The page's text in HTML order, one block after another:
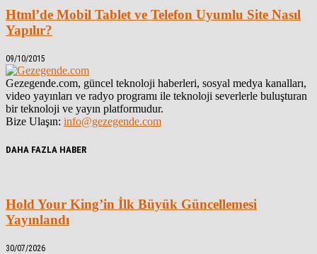
Html’de Mobil Tablet ve Telefon Uyumlu Site Nasıl
Yapılır?
09/10/2015
Gezegende.com, güncel teknoloji haberleri, sosyal medya kanalları,
video yayınları ve radyo programı ile teknoloji severlerle buluşturan
bir teknoloji ve yayın platformudur.
Bize Ulaşın: info@gezegende.com
DAHA FAZLA HABER
Hold Your King’in İlk Büyük Güncellemesi
Yayınlandı
30/07/2026